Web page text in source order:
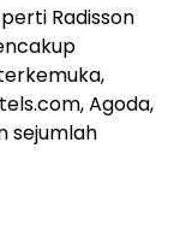
Radisson
Agoda,
sejumlah